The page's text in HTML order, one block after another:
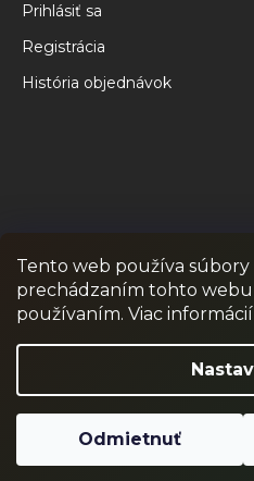
Tento web používa súbory
prechádzaním tohto webu
používaním. Viac
Odmietnuť
Prihlásiť sa
Registrácia
História objednávok
RPR GAMES PAINTBALL
Copyright 2026RPR SHOP